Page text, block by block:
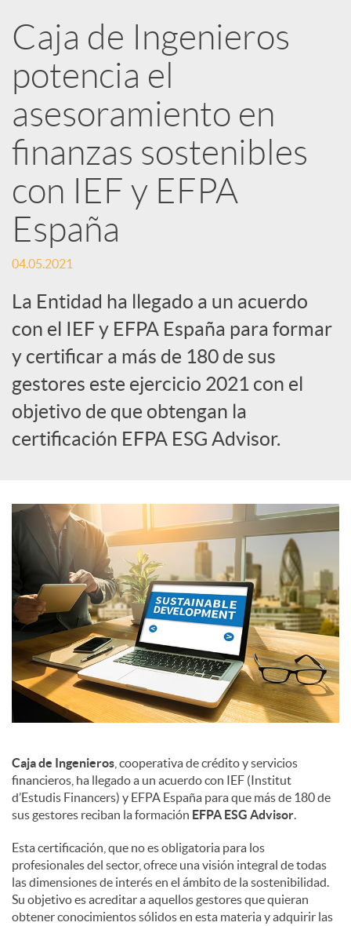
e
d
e
s
S
o
c
i
a
l
e
s
Caja de Ingenieros
potencia el
asesoramiento en
finanzas sostenibles
con IEF y EFPA
España
04.05.2021
La Entidad ha llegado a un acuerdo
con el IEF y EFPA España para formar
y certificar a más de 180 de sus
gestores este ejercicio 2021 con el
objetivo de que obtengan la
certificación EFPA ESG Advisor.
Caja de Ingenieros , cooperativa de crédito y servicios
financieros, ha llegado a un acuerdo con IEF (Institut
d’Estudis Financers) y EFPA España para que más de 180 de
sus gestores reciban la formación EFPA ESG Advisor.
Esta certificación, que no es obligatoria para los
profesionales del sector, ofrece una visión integral de todas
las dimensiones de interés en el ámbito de la sostenibilidad.
Su objetivo es acreditar a aquellos gestores que quieran
obtener conocimientos sólidos en esta materia y adquirir las